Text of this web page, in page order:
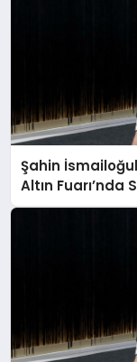
Şahin
Altın